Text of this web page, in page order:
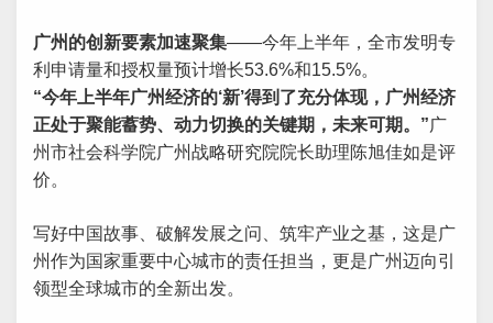
广州的创新要素加速聚集——今年上半年，全市发明专
利申请量和授权量预计增长53.6%和15.5%。
“今年上半年广州经济的‘新’得到了充分体现，广州经济
正处于聚能蓄势、动力切换的关键期，未来可期。”广
州市社会科学院广州战略研究院院长助理陈旭佳如是评
价。
写好中国故事、破解发展之问、筑牢产业之基，这是广
州作为国家重要中心城市的责任担当，更是广州迈向引
领型全球城市的全新出发。